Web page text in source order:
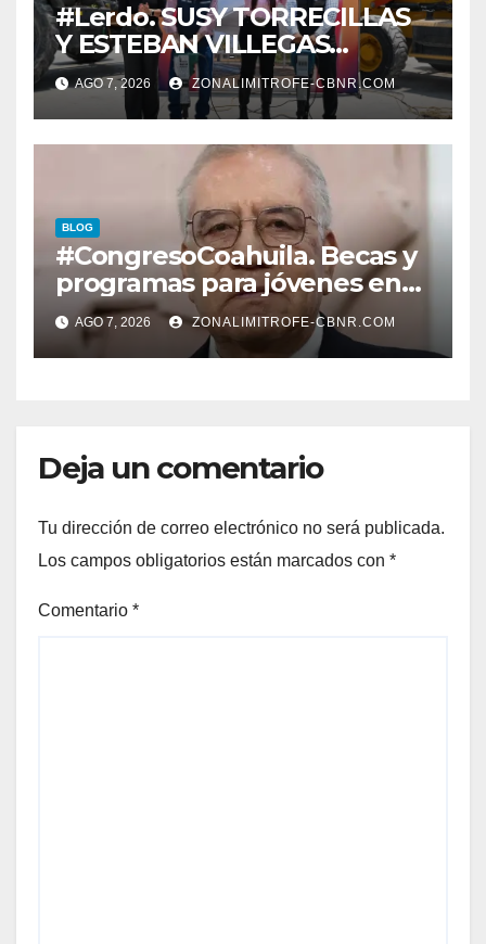
#Lerdo. SUSY TORRECILLAS
Y ESTEBAN VILLEGAS
ENTREGAN TÍTULOS DE
PROPIEDAD A FAMILIAS
LERDENSES Y DAN
ARRANQUE A LA
CONSTRUCCIÓN DE DOMO
EN CARLOS REAL*
AGO 7, 2026 ZONALIMITROFE-CBNR.COM
BLOG
#CongresoCoahuila. Becas y
programas para jóvenes en
áreas agropecuarias, plantea
Raúl Onofre
AGO 7, 2026 ZONALIMITROFE-CBNR.COM
Deja un comentario
Tu dirección de correo electrónico no será publicada.
Los campos obligatorios están marcados con *
Comentario *